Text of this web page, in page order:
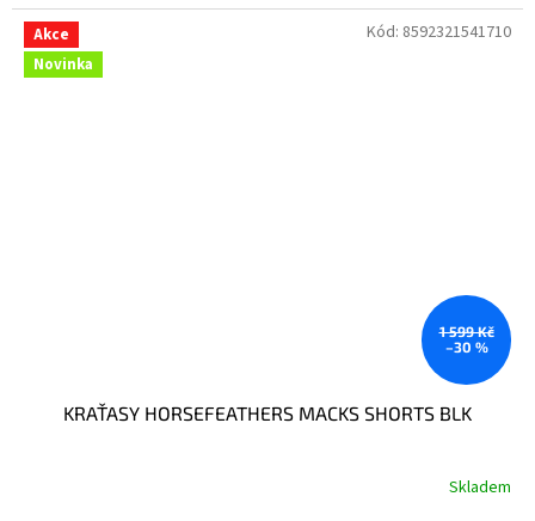
Akce
Novinka
1 599 Kč
–30 %
KRAŤASY HORSEFEATHERS MACKS SHORTS BLK
Skladem
Kód: 8592321541710